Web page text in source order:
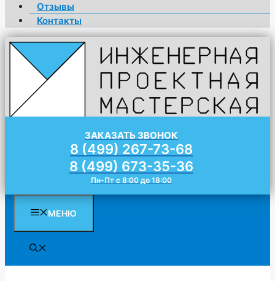
Отзывы
Контакты
ЗАКАЗАТЬ ЗВОНОК
8 (499) 267-73-68
8 (499) 673-35-36
Пн-Пт с 8:00 до 18:00
МЕНЮ